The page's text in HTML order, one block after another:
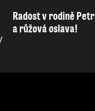
Radost v rodině
a růžová oslava!